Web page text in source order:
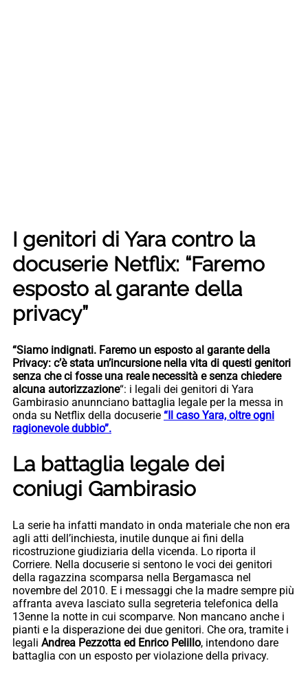
I genitori di Yara contro la
docuserie Netflix: “Faremo
esposto al garante della
privacy”
“Siamo indignati. Faremo un esposto al garante della
Privacy: c’è stata un’incursione nella vita di questi genitori
senza che ci fosse una reale necessità e senza chiedere
alcuna autorizzazione“: i legali dei genitori di Yara
Gambirasio anunnciano battaglia legale per la messa in
onda su Netflix della docuserie “Il caso Yara, oltre ogni
ragionevole dubbio”.
La battaglia legale dei
coniugi Gambirasio
La serie ha infatti mandato in onda materiale che non era
agli atti dell’inchiesta, inutile dunque ai fini della
ricostruzione giudiziaria della vicenda. Lo riporta il
Corriere. Nella docuserie si sentono le voci dei genitori
della ragazzina scomparsa nella Bergamasca nel
novembre del 2010. E i messaggi che la madre sempre più
affranta aveva lasciato sulla segreteria telefonica della
13enne la notte in cui scomparve. Non mancano anche i
pianti e la disperazione dei due genitori. Che ora, tramite i
legali Andrea Pezzotta ed Enrico Pelillo, intendono dare
battaglia con un esposto per violazione della privacy.